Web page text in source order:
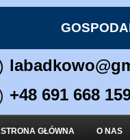
+48 691 668
STRONA GŁÓWNA O NAS